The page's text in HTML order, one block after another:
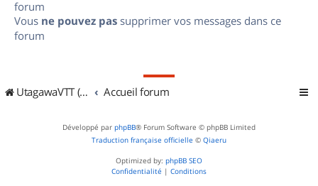
forum
Vous ne pouvez pas supprimer vos messages dans ce
forum
UtagawaVTT (Randos VTT et VTTAE avec traces GPS) Accueil forum
Développé par phpBB® Forum Software © phpBB Limited
Traduction française officielle © Qiaeru
Optimized by: phpBB SEO
Confidentialité | Conditions